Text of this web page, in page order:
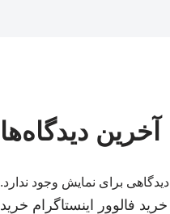
آخرین دیدگاه‌ها
دیدگاهی برای نمایش وجود ندارد.
خرید فالوور اینستاگرام خرید